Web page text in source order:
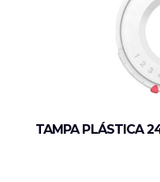
TAMPA PLÁSTICA